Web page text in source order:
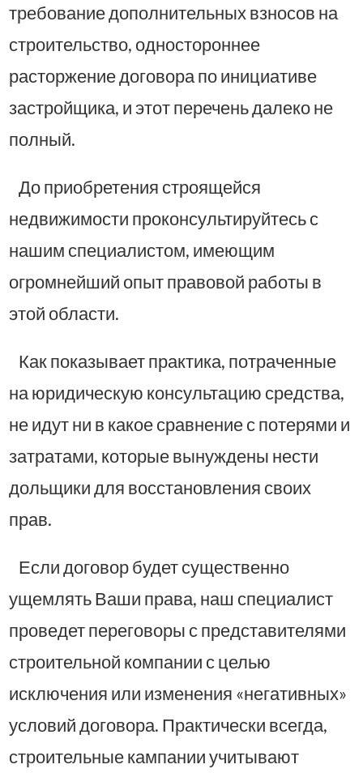
требование дополнительных взносов на
строительство, одностороннее
расторжение договора по инициативе
застройщика, и этот перечень далеко не
полный.
До приобретения строящейся
недвижимости проконсультируйтесь с
нашим специалистом, имеющим
огромнейший опыт правовой работы в
этой области.
Как показывает практика, потраченные
на юридическую консультацию средства,
не идут ни в какое сравнение с потерями и
затратами, которые вынуждены нести
дольщики для восстановления своих
прав.
Если договор будет существенно
ущемлять Ваши права, наш специалист
проведет переговоры с представителями
строительной компании с целью
исключения или изменения «негативных»
условий договора. Практически всегда,
строительные кампании учитывают